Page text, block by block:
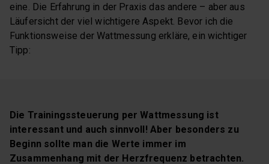
eine. Die Erfahrung in der Praxis das andere – aber aus
Läufersicht der viel wichtigere Aspekt. Bevor ich die
Funktionsweise der Wattmessung erkläre, ein wichtiger
Tipp:
Die Trainingssteuerung per Wattmessung ist
interessant und auch sinnvoll! Aber besonders zu
Beginn sollte man die Werte immer im
Zusammenhang mit der Herzfrequenz betrachten.